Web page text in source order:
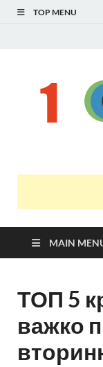
TOP MENU
MAIN
ТОП 5
важко